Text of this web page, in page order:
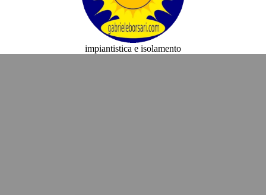
impiantistica e isolamento